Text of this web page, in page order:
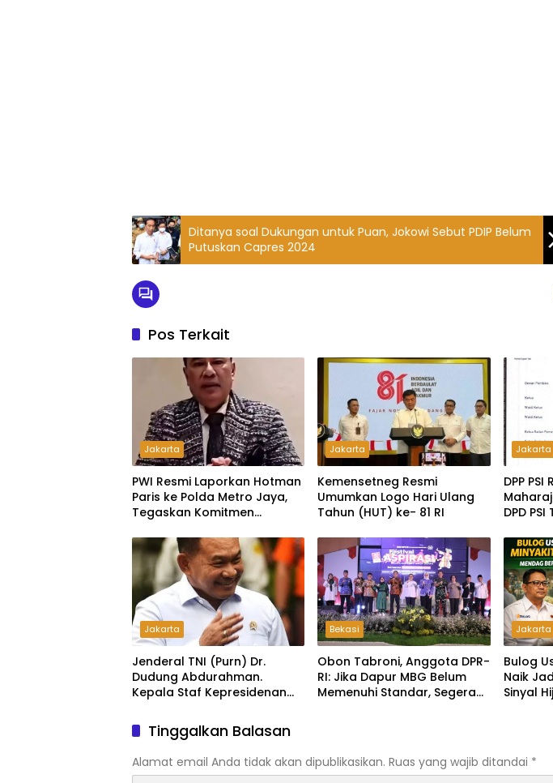
Ditanya soal Dukungan untuk Puan, Jokowi Sebut PDIP Belum
Putuskan Capres 2024
Pos Terkait
Jakarta
PWI Resmi Laporkan Hotman
Paris ke Polda Metro Jaya,
Tegaskan Komitmen
Wartawan
Jakarta
Kemensetneg Resmi
Umumkan Logo Hari Ulang
Tahun (HUT) ke- 81 RI
Jakarta
DPP
DPD
Jakarta
Jenderal TNI (Purn) Dr.
Dudung Abdurahman.
Kepala Staf Kepresidenan
MBG: Tak Sesuai Aturan di
Lapangan, Akan Dibabat
Bekasi
Obon Tabroni, Anggota DPR-
RI: Jika Dapur MBG Belum
Memenuhi Standar, Segera
Jakarta
Bulog
Naik
Sinyal
Tinggalkan Balasan
Alamat email Anda tidak akan dipublikasikan. Ruas yang wajib ditandai *